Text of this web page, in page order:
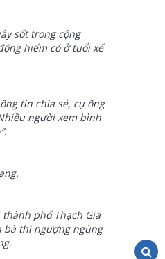
sốt trong cộng
hiếm có ở tuổi xế
tin chia sẻ, cụ ông
người xem bình
phố Thạch Gia
bà thì ngượng ngùng